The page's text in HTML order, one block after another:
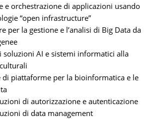
e orchestrazione di applicazioni usando
“open infrastructure”
per la gestione e l’analisi di Big Data da
soluzioni AI e sistemi informatici alla
di piattaforme per la bioinformatica e le
di autorizzazione e autenticazione
di data management